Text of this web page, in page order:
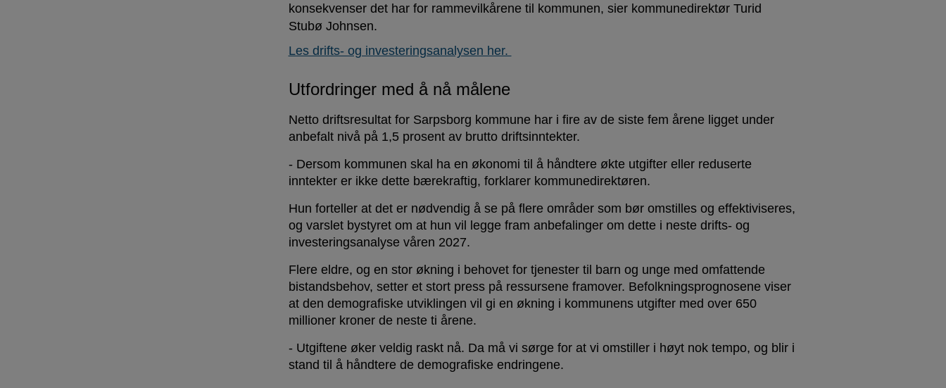
konsekvenser det har for rammevilkårene til kommunen, sier kommunedirektør Turid
Stubø Johnsen.
Les drifts- og investeringsanalysen her.
Utfordringer med å nå målene
Netto driftsresultat for Sarpsborg kommune har i fire av de siste fem årene ligget under
anbefalt nivå på 1,5 prosent av brutto driftsinntekter.
- Dersom kommunen skal ha en økonomi til å håndtere økte utgifter eller reduserte
inntekter er ikke dette bærekraftig, forklarer kommunedirektøren.
Hun forteller at det er nødvendig å se på flere områder som bør omstilles og effektiviseres,
og varslet bystyret om at hun vil legge fram anbefalinger om dette i neste drifts- og
investeringsanalyse våren 2027.
Flere eldre, og en stor økning i behovet for tjenester til barn og unge med omfattende
bistandsbehov, setter et stort press på ressursene framover. Befolkningsprognosene viser
at den demografiske utviklingen vil gi en økning i kommunens utgifter med over 650
millioner kroner de neste ti årene.
- Utgiftene øker veldig raskt nå. Da må vi sørge for at vi omstiller i høyt nok tempo, og blir i
stand til å håndtere de demografiske endringene.